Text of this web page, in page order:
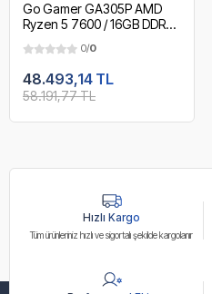
Go Gamer GA305P AMD
Ryzen 5 7600 / 16GB DDR5
SSD / RTX3050 6GB / AMD
Gaming Paket
0/0
48.493,14 TL
58.191,77 TL
Hızlı Kargo
Tüm ürünleriniz hızlı ve sigortalı şekilde kargolanır